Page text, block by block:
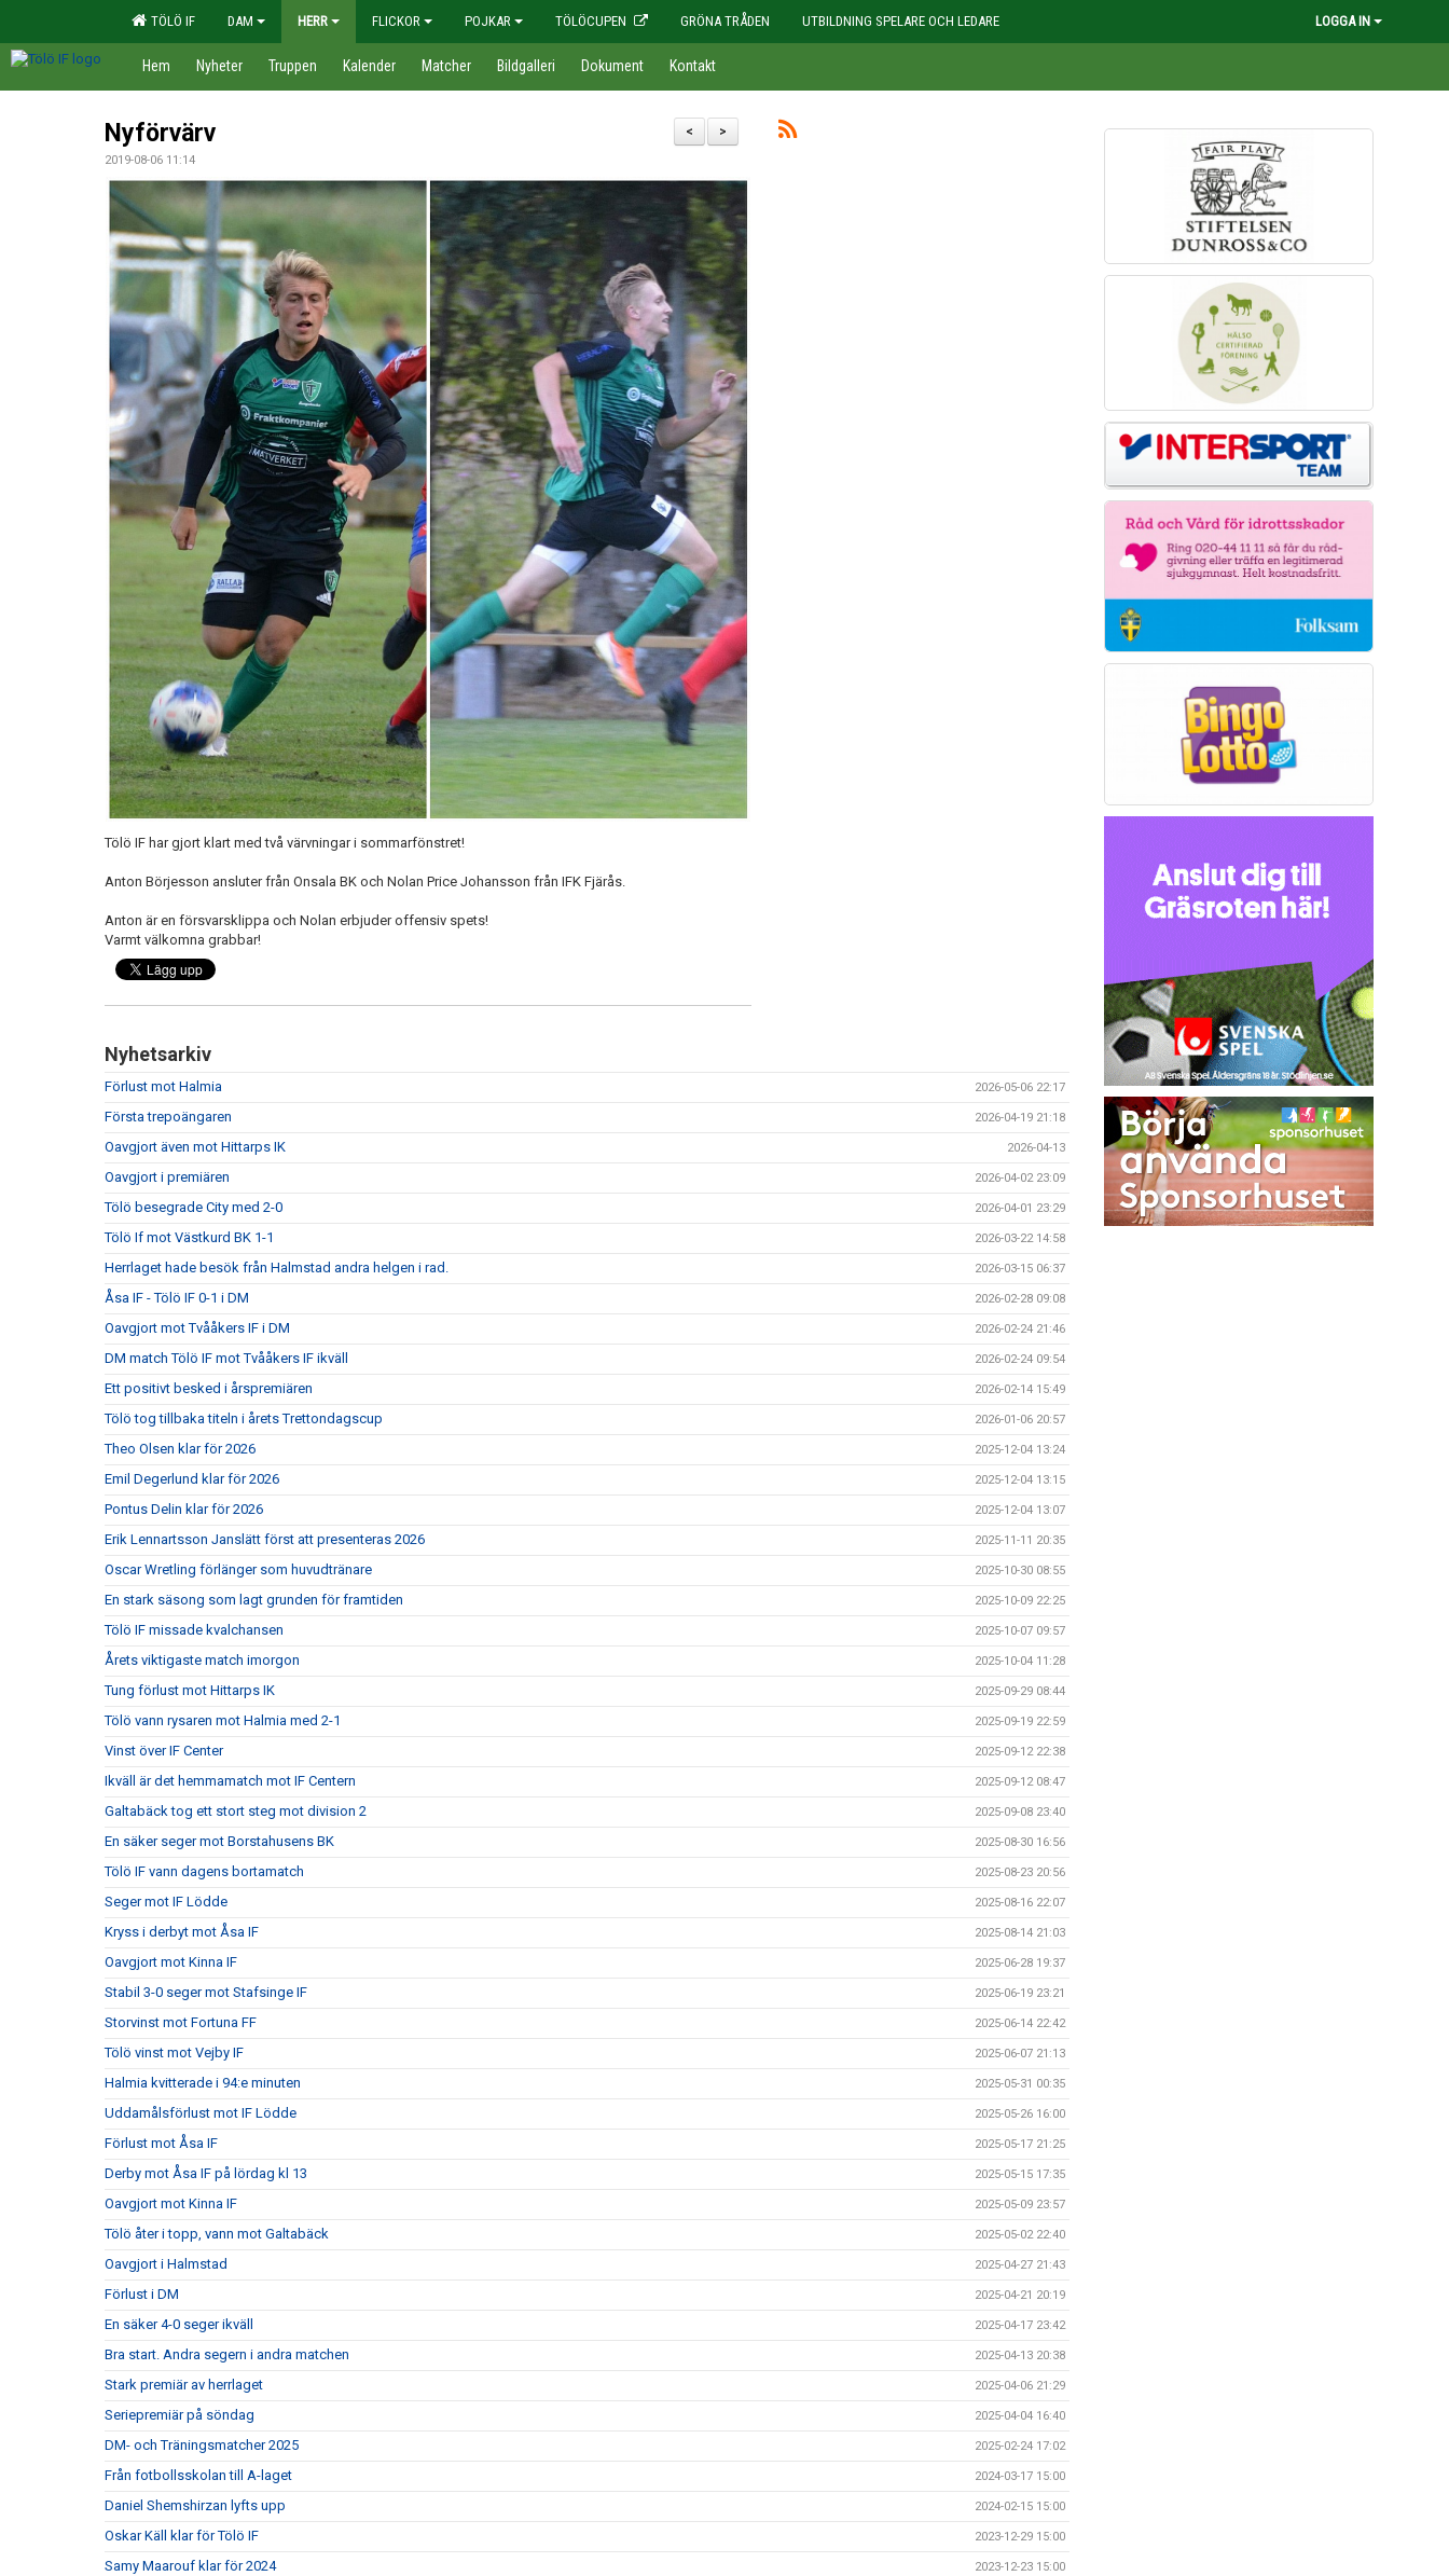
TÖLÖ IF DAM HERR FLICKOR POJKAR TÖLÖCUPEN GRÖNA TRÅDEN UTBILDNING SPELARE OCH LEDARE LOGGA IN
Hem Nyheter Truppen Kalender Matcher Bildgalleri Dokument Kontakt
>
<
Nyförvärv
2019-08-06 11:14
Tölö IF har gjort klart med två värvningar i sommarfönstret!
Anton Börjesson ansluter från Onsala BK och Nolan Price Johansson från IFK Fjärås.
Anton är en försvarsklippa och Nolan erbjuder offensiv spets!
Varmt välkomna grabbar!
Nyhetsarkiv
Förlust mot Halmia 2026-05-06 22:17
Första trepoängaren 2026-04-19 21:18
Oavgjort även mot Hittarps IK 2026-04-13
Oavgjort i premiären 2026-04-02 23:09
Tölö besegrade City med 2-0 2026-04-01 23:29
Tölö If mot Västkurd BK 1-1 2026-03-22 14:58
Herrlaget hade besök från Halmstad andra helgen i rad. 2026-03-15 06:37
Åsa IF - Tölö IF 0-1 i DM 2026-02-28 09:08
Oavgjort mot Tvååkers IF i DM 2026-02-24 21:46
DM match Tölö IF mot Tvååkers IF ikväll 2026-02-24 09:54
Ett positivt besked i årspremiären 2026-02-14 15:49
Tölö tog tillbaka titeln i årets Trettondagscup 2026-01-06 20:57
Theo Olsen klar för 2026 2025-12-04 13:24
Emil Degerlund klar för 2026 2025-12-04 13:15
Pontus Delin klar för 2026 2025-12-04 13:07
Erik Lennartsson Janslätt först att presenteras 2026 2025-11-11 20:35
Oscar Wretling förlänger som huvudtränare 2025-10-30 08:55
En stark säsong som lagt grunden för framtiden 2025-10-09 22:25
Tölö IF missade kvalchansen 2025-10-07 09:57
Årets viktigaste match imorgon 2025-10-04 11:28
Tung förlust mot Hittarps IK 2025-09-29 08:44
Tölö vann rysaren mot Halmia med 2-1 2025-09-19 22:59
Vinst över IF Center 2025-09-12 22:38
Ikväll är det hemmamatch mot IF Centern 2025-09-12 08:47
Galtabäck tog ett stort steg mot division 2 2025-09-08 23:40
En säker seger mot Borstahusens BK 2025-08-30 16:56
Tölö IF vann dagens bortamatch 2025-08-23 20:56
Seger mot IF Lödde 2025-08-16 22:07
Kryss i derbyt mot Åsa IF 2025-08-14 21:03
Oavgjort mot Kinna IF 2025-06-28 19:37
Stabil 3-0 seger mot Stafsinge IF 2025-06-19 23:21
Storvinst mot Fortuna FF 2025-06-14 22:42
Tölö vinst mot Vejby IF 2025-06-07 21:13
Halmia kvitterade i 94:e minuten 2025-05-31 00:35
Uddamålsförlust mot IF Lödde 2025-05-26 16:00
Förlust mot Åsa IF 2025-05-17 21:25
Derby mot Åsa IF på lördag kl 13 2025-05-15 17:35
Oavgjort mot Kinna IF 2025-05-09 23:57
Tölö åter i topp, vann mot Galtabäck 2025-05-02 22:40
Oavgjort i Halmstad 2025-04-27 21:43
Förlust i DM 2025-04-21 20:19
En säker 4-0 seger ikväll 2025-04-17 23:42
Bra start. Andra segern i andra matchen 2025-04-13 20:38
Stark premiär av herrlaget 2025-04-06 21:29
Seriepremiär på söndag 2025-04-04 16:40
DM- och Träningsmatcher 2025 2025-02-24 17:02
Från fotbollsskolan till A-laget 2024-03-17 15:00
Daniel Shemshirzan lyfts upp 2024-02-15 15:00
Oskar Käll klar för Tölö IF 2023-12-29 15:00
Samy Maarouf klar för 2024 2023-12-23 15:00